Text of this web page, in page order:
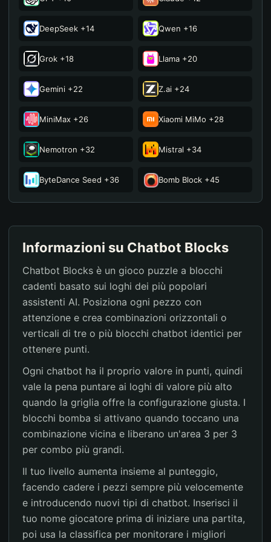
14 JPerere
15 hermosa isla
16 Perth
17 のらねこ
18 Triplea 2,033
19 のらねこ
20 のらねこ
DeepSeek +14 Qwen +16
Grok +18 Llama +20
Gemini +22 Z.ai +24
MiniMax +26 Xiaomi MiMo +28
Nemotron +32 Mistral +34
ByteDance Seed +36 Bomb Block +45
Informazioni su Chatbot Blocks
Chatbot Blocks è un gioco puzzle a blocchi
cadenti basato sui loghi dei più popolari
assistenti AI. Posiziona ogni pezzo con
attenzione e crea combinazioni orizzontali o
verticali di tre o più blocchi chatbot identici per
ottenere punti.
Ogni chatbot ha il proprio valore in punti, quindi
vale la pena puntare ai loghi di valore più alto
quando la griglia offre la configurazione giusta. I
blocchi bomba si attivano quando toccano una
combinazione vicina e liberano un'area 3 per 3
per combo più grandi.
Il tuo livello aumenta insieme al punteggio,
facendo cadere i pezzi sempre più velocemente
e introducendo nuovi tipi di chatbot. Inserisci il
tuo nome giocatore prima di iniziare una partita,
poi usa la classifica per monitorare i migliori